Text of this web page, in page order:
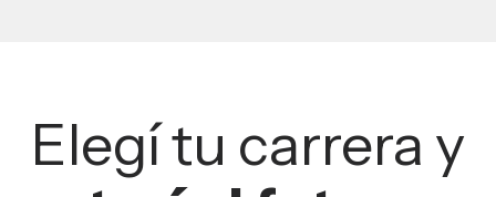
Elegí tu carrera y